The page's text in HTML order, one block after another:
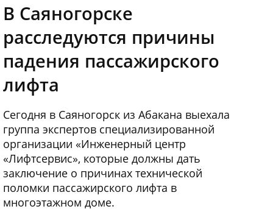
В Саяногорске
расследуются причины
падения пассажирского
лифта
Сегодня в Саяногорск из Абакана выехала
группа экспертов специализированной
организации «Инженерный центр
«Лифтсервис», которые должны дать
заключение о причинах технической
поломки пассажирского лифта в
многоэтажном доме.